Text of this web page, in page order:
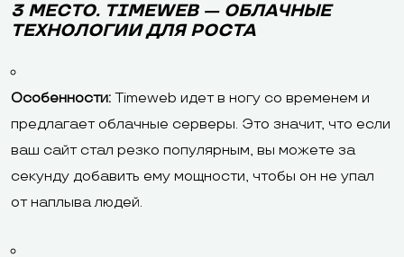
3 МЕСТО. TIMEWEB — ОБЛАЧНЫЕ
ТЕХНОЛОГИИ ДЛЯ РОСТА
Особенности: Timeweb идет в ногу со временем и
предлагает облачные серверы. Это значит, что если
ваш сайт стал резко популярным, вы можете за
секунду добавить ему мощности, чтобы он не упал
от наплыва людей.